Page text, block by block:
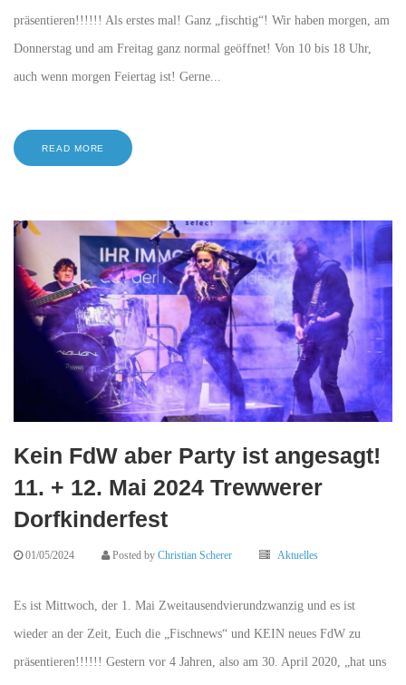
präsentieren!!!!!! Als erstes mal! Ganz „fischtig“! Wir haben morgen, am
Donnerstag und am Freitag ganz normal geöffnet! Von 10 bis 18 Uhr,
auch wenn morgen Feiertag ist! Gerne...
READ MORE
Kein FdW aber Party ist angesagt!
11. + 12. Mai 2024 Trewwerer
Dorfkinderfest
01/05/2024 Posted by Christian Scherer Aktuelles
Es ist Mittwoch, der 1. Mai Zweitausendvierundzwanzig und es ist
wieder an der Zeit, Euch die „Fischnews“ und KEIN neues FdW zu
präsentieren!!!!!! Gestern vor 4 Jahren, also am 30. April 2020, „hat uns